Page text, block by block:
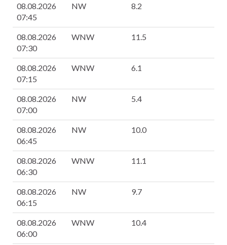
08.08.2026
07:45
NW 8.2
08.08.2026
07:30
WNW 11.5
08.08.2026
07:15
WNW 6.1
08.08.2026
07:00
NW 5.4
08.08.2026
06:45
NW 10.0
08.08.2026
06:30
WNW 11.1
08.08.2026
06:15
NW 9.7
08.08.2026
06:00
WNW 10.4